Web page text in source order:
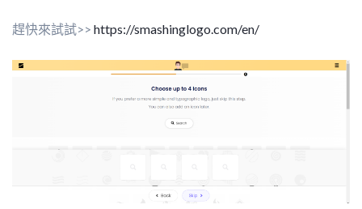
趕快來試試>> https://smashinglogo.com/en/